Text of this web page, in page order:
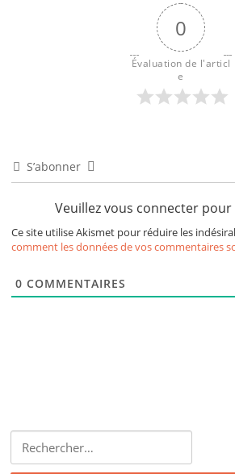
0
Évaluation de l'articl
e
S’abonner
Veuillez vous connecter
Ce site utilise Akismet pour réduire les
comment les données de vos commentaires
0 COMMENTAIRES